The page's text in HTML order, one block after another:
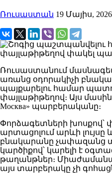
Ռուսաստան 19 Մայիս, 2026
Ռուսաստանում
առանց օդորակիչի
պայքարելու համար
փայլաթիթեղով։ Այս մասին
Москва» պարբերականը։
Փորձագետների խոսքով՝
արտացոլում արևի լույսը և
բնակարանը չափազանց
կարծիքով՝ կարելի է
թաղանթներ։
այս տարբերակը չի